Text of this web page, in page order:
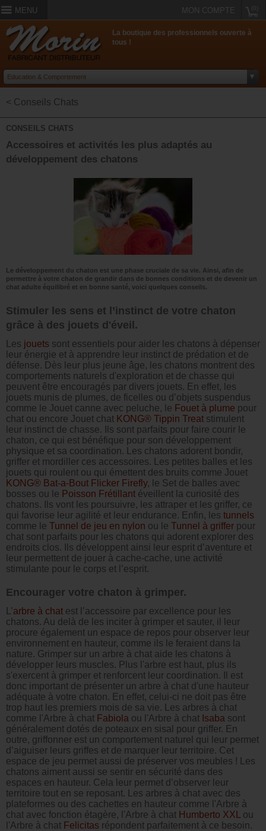
MENU MON COMPTE
La boutique des professionnels ouverte à
tous !
< Conseils Chats
CONSEILS CHATS
Accessoires et activités les plus adaptés au
développement des chatons
Le développement du chaton est une phase cruciale de sa vie. Ainsi, afin de
permettre à votre chaton de grandir dans de bonnes conditions et de devenir un
chat adulte équilibré et en bonne santé, voici quelques conseils.
Stimuler les sens et l’instinct de votre chaton
grâce à des jouets d'éveil.
Les jouets sont essentiels pour aider les chatons à dépenser
leur énergie et à apprendre leur instinct de prédation et de
défense. Dès leur plus jeune âge, les chatons montrent des
comportements naturels d'exploration et de chasse qui
peuvent être encouragés par divers jouets. En effet, les
jouets munis de plumes, de ficelles ou d’objets suspendus
comme le Jouet canne avec peluche, le Fouet à plume pour
chat ou encore Jouet chat KONG® Tippin Treat stimulent
leur instinct de chasse. Ils sont parfaits pour faire courir le
chaton, ce qui est bénéfique pour son développement
physique et sa coordination. Les chatons adorent bondir,
griffer et mordiller ces accessoires. Les petites balles et les
jouets qui roulent ou qui émettent des bruits comme Jouet
KONG® Bat-a-Bout Flicker Firefly, le Set de balles avec
bosses ou le Poisson Frétillant éveillent la curiosité des
chatons. Ils vont les poursuivre, les attraper et les griffer, ce
qui favorise leur agilité et leur endurance. Enfin, les tunnels
comme le Tunnel de jeu en nylon ou le Tunnel à griffer pour
chat sont parfaits pour les chatons qui adorent explorer des
endroits clos. Ils développent ainsi leur esprit d’aventure et
leur permettent de jouer à cache-cache, une activité
stimulante pour le corps et l’esprit.
Encourager votre chaton à grimper.
L’arbre à chat est l’accessoire par excellence pour les
chatons. Au delà de les inciter à grimper et sauter, il leur
procure également un espace de repos pour observer leur
environnement en hauteur, comme ils le feraient dans la
nature. Grimper sur un arbre à chat aide les chatons à
développer leurs muscles. Plus l'arbre est haut, plus ils
s'exercent à grimper et renforcent leur coordination. Il est
donc important de présenter un arbre à chat d'une hauteur
adéquate à votre chaton. En effet, celui-ci ne doit pas être
trop haut les premiers mois de sa vie. Les arbres à chat
comme l'Arbre à chat Fabiola ou l'Arbre à chat Isaba sont
généralement dotés de poteaux en sisal pour griffer. En
outre, griffonner est un comportement naturel qui leur permet
d’aiguiser leurs griffes et de marquer leur territoire. Cet
espace de jeu permet aussi de préserver vos meubles ! Les
chatons aiment aussi se sentir en sécurité dans des
espaces en hauteur. Cela leur permet d’observer leur
territoire tout en se reposant. Les arbres à chat avec des
plateformes ou des cachettes en hauteur comme l'Arbre à
chat avec fonction étagère, l'Arbre à chat Humberto XXL
ou
l'Arbre à chat Felicitas répondent parfaitement à ce besoin.